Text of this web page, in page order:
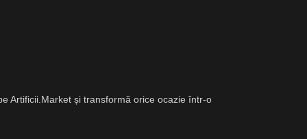
Artificii.Market și transformă orice ocazie într-o